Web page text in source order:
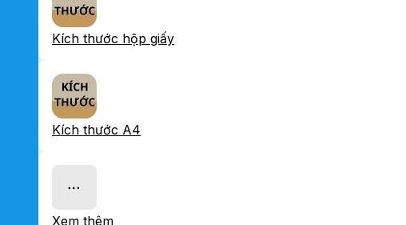
Kích thước hộp giấy
Kích thước A4
Xem thêm